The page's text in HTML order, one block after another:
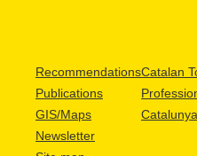
Recommendations
Publications
GIS/Maps
Newsletter
Catalan